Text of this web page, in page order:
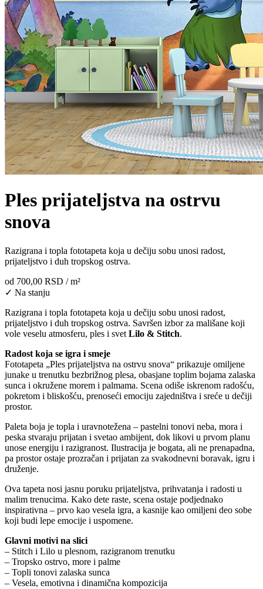
Ples prijateljstva na ostrvu
snova
Razigrana i topla fototapeta koja u dečiju sobu unosi radost,
prijateljstvo i duh tropskog ostrva.
od 700,00 RSD / m²
✓ Na stanju
Razigrana i topla fototapeta koja u dečiju sobu unosi radost,
prijateljstvo i duh tropskog ostrva. Savršen izbor za mališane koji
vole veselu atmosferu, ples i svet Lilo & Stitch.
Radost koja se igra i smeje
Fototapeta „Ples prijateljstva na ostrvu snova“ prikazuje omiljene
junake u trenutku bezbrižnog plesa, obasjane toplim bojama zalaska
sunca i okružene morem i palmama. Scena odiše iskrenom radošću,
pokretom i bliskošću, prenoseći emociju zajedništva i sreće u dečiji
prostor.
Paleta boja je topla i uravnotežena – pastelni tonovi neba, mora i
peska stvaraju prijatan i svetao ambijent, dok likovi u prvom planu
unose energiju i razigranost. Ilustracija je bogata, ali ne prenapadna,
pa prostor ostaje prozračan i prijatan za svakodnevni boravak, igru i
druženje.
Ova tapeta nosi jasnu poruku prijateljstva, prihvatanja i radosti u
malim trenucima. Kako dete raste, scena ostaje podjednako
inspirativna – prvo kao vesela igra, a kasnije kao omiljeni deo sobe
koji budi lepe emocije i uspomene.
Glavni motivi na slici
– Stitch i Lilo u plesnom, razigranom trenutku
– Tropsko ostrvo, more i palme
– Topli tonovi zalaska sunca
– Vesela, emotivna i dinamična kompozicija